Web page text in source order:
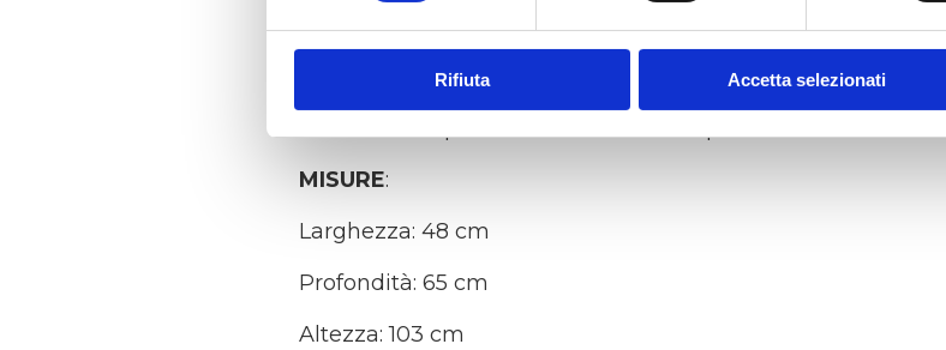
Rifiuta Accetta selezionati
Il rivestimento effetto pelle garantisce una superficie liscia
La struttura in legno dona stabilità e un aspetto moderno.
MISURE:
Larghezza: 48 cm
Profondità: 65 cm
Altezza: 103 cm